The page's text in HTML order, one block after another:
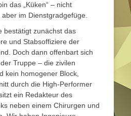
das „Küken“ – nicht
im Dienstgradgefüge.
bestätigt zunächst das
und Stabsoffiziere der
Doch dann offenbart sich
Truppe – die zivilen
kein homogener Block,
durch die High-Performer
ein Redakteur des
neben einem Chirurgen und